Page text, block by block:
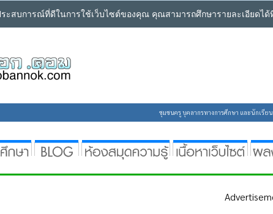
ะสบการณ์ที่ดีในการใช้เว็บไซต์ของคุณ คุณสามารถศึกษารายละเอียดได้
ชุมชนครู บุคลากรทางการศึกษา และนักเรีย